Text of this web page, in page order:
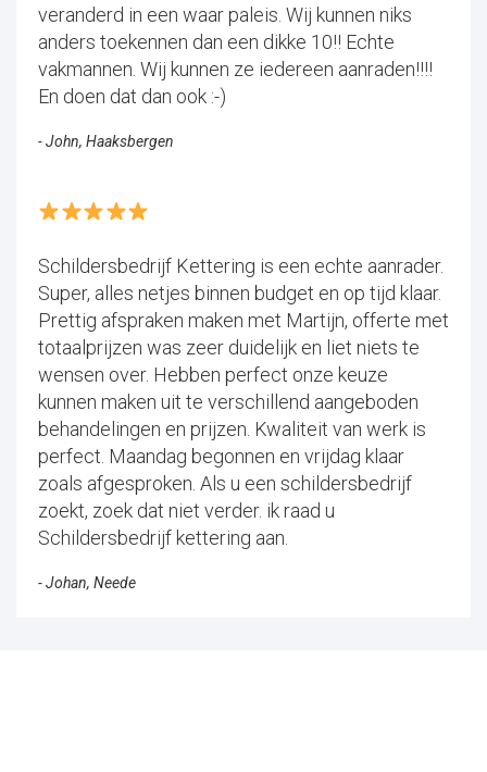
veranderd in een waar paleis. Wij kunnen niks
anders toekennen dan een dikke 10!! Echte
vakmannen. Wij kunnen ze iedereen aanraden!!!!
En doen dat dan ook :-)
- John, Haaksbergen
Schildersbedrijf Kettering is een echte aanrader.
Super, alles netjes binnen budget en op tijd klaar.
Prettig afspraken maken met Martijn, offerte met
totaalprijzen was zeer duidelijk en liet niets te
wensen over. Hebben perfect onze keuze
kunnen maken uit te verschillend aangeboden
behandelingen en prijzen. Kwaliteit van werk is
perfect. Maandag begonnen en vrijdag klaar
zoals afgesproken. Als u een schildersbedrijf
zoekt, zoek dat niet verder. ik raad u
Schildersbedrijf kettering aan.
- Johan, Neede